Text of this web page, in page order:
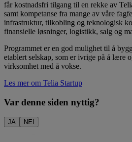
får kostnadsfri tilgang til en rekke av
samt kompetanse fra mange av våre
infrastruktur, tilkobling og teknologisk
finansielle løsninger, logistikk, salg og
Programmet er en god mulighet til å
etablert selskap, som er ivrige på å lære
virksomhet med å vokse.
Les mer om Telia Startup
Var denne siden nyttig?
JA NEI